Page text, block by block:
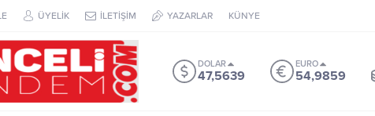
ÜYELİK İLETİŞİM YAZARLAR KÜNYE
DOLAR
47,5639
EURO
54,9859